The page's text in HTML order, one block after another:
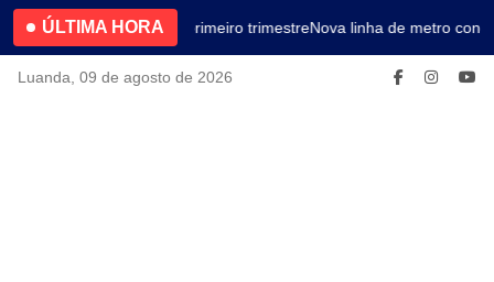
ÚLTIMA HORA4.2% no primeiro trimestreNova linha de metro
Luanda, 09 de agosto de 2026